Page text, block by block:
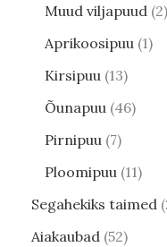
Muud viljapuud 2
Aprikoosipuu 1
Kirsipuu 13
Õunapuu 46
Pirnipuu 7
Ploomipuu 11
Segahekiks taimed
Aiakaubad 52